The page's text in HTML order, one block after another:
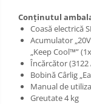
Conţinutul
Coasă electrică
Acumulator
„Keep Cool™”
Încărcător (3122
Bobină Cârlig
Manual de
Greutate 4 kg